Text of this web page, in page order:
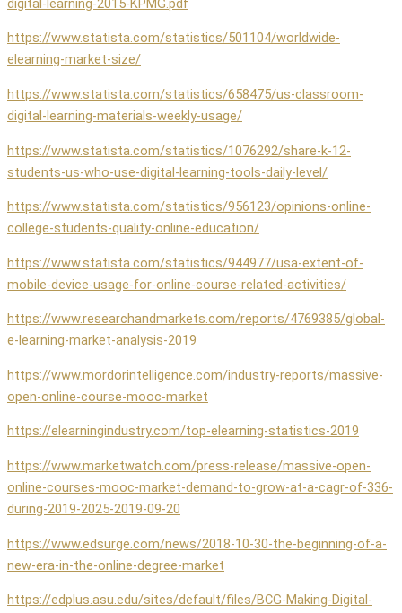
digital-learning-2015-KPMG.pdf
https://www.statista.com/statistics/501104/worldwide-
elearning-market-size/
https://www.statista.com/statistics/658475/us-classroom-
digital-learning-materials-weekly-usage/
https://www.statista.com/statistics/1076292/share-k-12-
students-us-who-use-digital-learning-tools-daily-level/
https://www.statista.com/statistics/956123/opinions-online-
college-students-quality-online-education/
https://www.statista.com/statistics/944977/usa-extent-of-
mobile-device-usage-for-online-course-related-activities/
https://www.researchandmarkets.com/reports/4769385/global-
e-learning-market-analysis-2019
https://www.mordorintelligence.com/industry-reports/massive-
open-online-course-mooc-market
https://elearningindustry.com/top-elearning-statistics-2019
https://www.marketwatch.com/press-release/massive-open-
online-courses-mooc-market-demand-to-grow-at-a-cagr-of-336-
during-2019-2025-2019-09-20
https://www.edsurge.com/news/2018-10-30-the-beginning-of-a-
new-era-in-the-online-degree-market
https://edplus.asu.edu/sites/default/files/BCG-Making-Digital-